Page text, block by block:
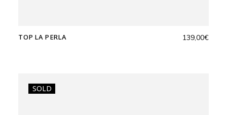
TOP LA PERLA 139,00€
SOLD